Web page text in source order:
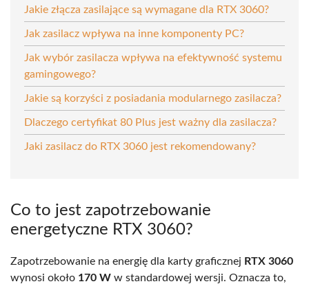
Jakie złącza zasilające są wymagane dla RTX 3060?
Jak zasilacz wpływa na inne komponenty PC?
Jak wybór zasilacza wpływa na efektywność systemu
gamingowego?
Jakie są korzyści z posiadania modularnego zasilacza?
Dlaczego certyfikat 80 Plus jest ważny dla zasilacza?
Jaki zasilacz do RTX 3060 jest rekomendowany?
Co to jest zapotrzebowanie
energetyczne RTX 3060?
Zapotrzebowanie na energię dla karty graficznej RTX 3060
wynosi około 170 W w standardowej wersji. Oznacza to,